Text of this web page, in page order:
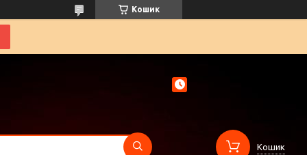
Кошик
Кошик